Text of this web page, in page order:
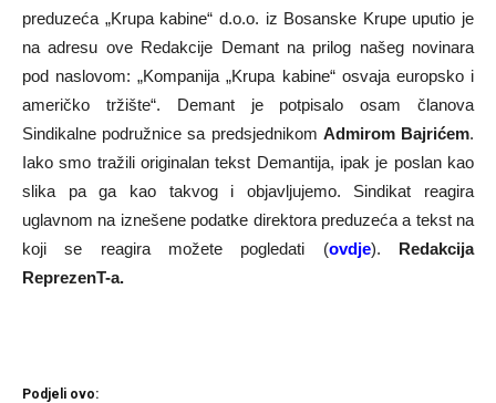
preduzeća „Krupa kabine“ d.o.o. iz Bosanske Krupe uputio je
na adresu ove Redakcije Demant na prilog našeg novinara
pod naslovom: „Kompanija „Krupa kabine“ osvaja europsko i
američko tržište“. Demant je potpisalo osam članova
Sindikalne podružnice sa predsjednikom Admirom Bajrićem.
Iako smo tražili originalan tekst Demantija, ipak je poslan kao
slika pa ga kao takvog i objavljujemo. Sindikat reagira
uglavnom na iznešene podatke direktora preduzeća a tekst na
koji se reagira možete pogledati (ovdje). Redakcija
ReprezenT-a.
Podjeli ovo: